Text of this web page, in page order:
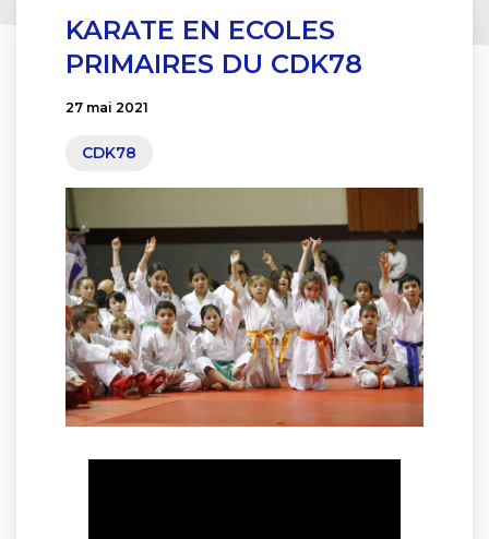
KARATE EN ECOLES
PRIMAIRES DU CDK78
27 mai 2021
CDK78